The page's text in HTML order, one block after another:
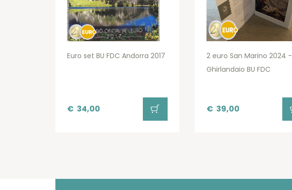
Euro set BU FDC Andorra 2017
€ 34,00
2 euro San Marino 2024 -
Ghirlandaio BU FDC
€ 39,00